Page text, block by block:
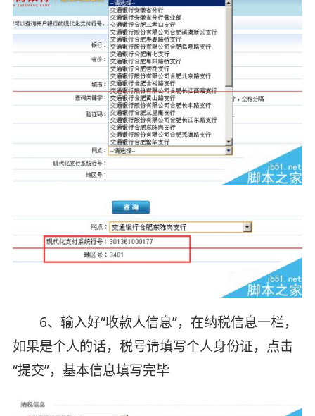
6、输入好“收款人信息”，在纳税信息一栏，
如果是个人的话，税号请填写个人身份证，点击
“提交”，基本信息填写完毕